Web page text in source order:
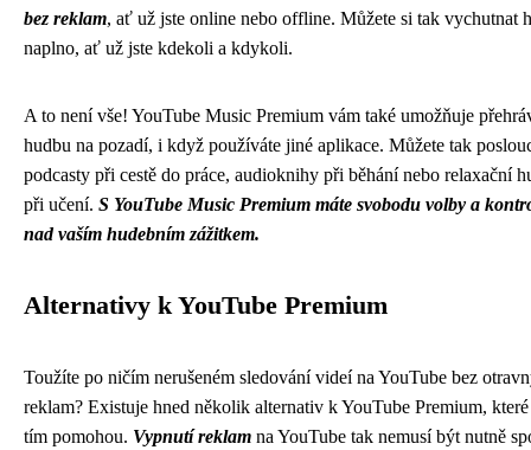
bez reklam, ať už jste online nebo offline. Můžete si tak vychutnat
naplno, ať už jste kdekoli a kdykoli.
A to není vše! YouTube Music Premium vám také umožňuje
hudbu na pozadí, i když používáte jiné aplikace. Můžete tak
podcasty při cestě do práce, audioknihy při běhání nebo relaxační
při učení. S YouTube Music Premium máte svobodu volby a
nad vaším hudebním zážitkem.
Alternativy k YouTube Premium
Toužíte po ničím nerušeném sledování videí na YouTube bez
reklam? Existuje hned několik alternativ k YouTube Premium,
tím pomohou. Vypnutí reklam na YouTube tak nemusí být nutně